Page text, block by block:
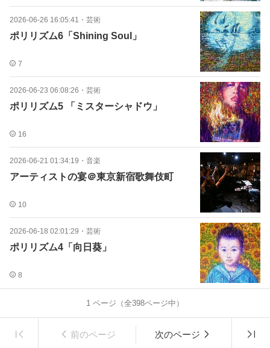
2026-06-26 16:05:41 ・ 芸術
ポリリズム6「Shining Soul」
7
2026-06-23 06:08:26 ・ 芸術
ポリリズム5 「ミスターシャドウ」
16
2026-06-21 01:34:19 ・ 音楽
アーティストの宴＠東京新宿歌舞伎町
10
2026-06-18 02:01:29 ・ 芸術
ポリリズム4「向日葵」
8
1 ページ（全398ページ中）
前のページ 次のページ